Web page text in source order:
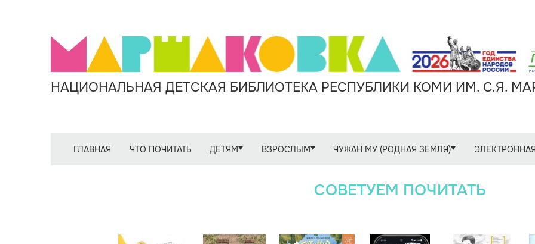
НАЦИОНАЛЬНАЯ ДЕТСКАЯ БИБЛИОТЕКА РЕСПУБЛИКИ КОМИ ИМ. С.Я.
ГЛАВНАЯ ЧТО ПОЧИТАТЬ ДЕТЯМ ВЗРОСЛЫМ ЧУЖАН МУ (РОДНАЯ ЗЕМЛЯ)
СОВЕТУЕМ ПОЧИТАТЬ